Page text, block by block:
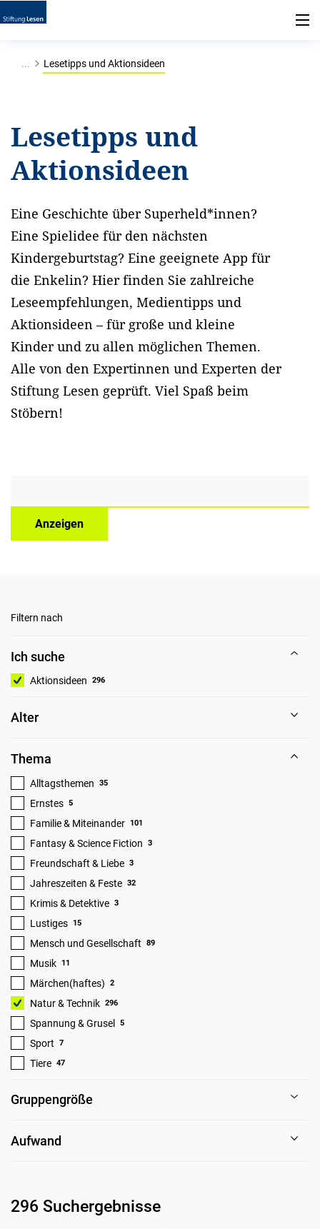
... Lesetipps und Aktionsideen
Lesetipps und
Aktionsideen
Eine Geschichte über Superheld*innen?
Eine Spielidee für den nächsten
Kindergeburtstag? Eine geeignete App für
die Enkelin? Hier finden Sie zahlreiche
Leseempfehlungen, Medientipps und
Aktionsideen – für große und kleine
Kinder und zu allen möglichen Themen.
Alle von den Expertinnen und Experten der
Stiftung Lesen geprüft. Viel Spaß beim
Stöbern!
Anzeigen
Filtern nach
Ich suche
Aktionsideen 296
Alter
Thema
Alltagsthemen 35
Ernstes 5
Familie & Miteinander 101
Fantasy & Science Fiction 3
Freundschaft & Liebe 3
Jahreszeiten & Feste 32
Krimis & Detektive 3
Lustiges 15
Mensch und Gesellschaft 89
Musik 11
Märchen(haftes) 2
Natur & Technik 296
Spannung & Grusel 5
Sport 7
Tiere 47
Gruppengröße
Aufwand
296 Suchergebnisse